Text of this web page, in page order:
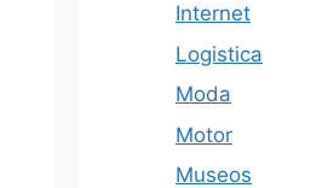
Internet
Logistica
Moda
Motor
Museos